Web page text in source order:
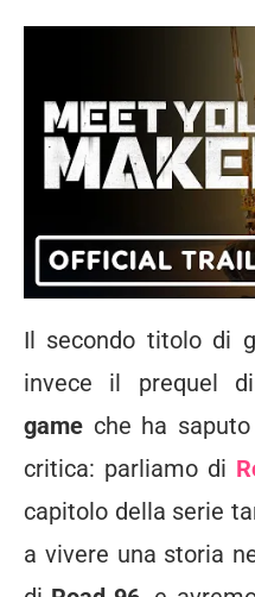
Il secondo titolo di
invece il prequel
game che ha
critica: parliamo di
capitolo della serie
a vivere una storia